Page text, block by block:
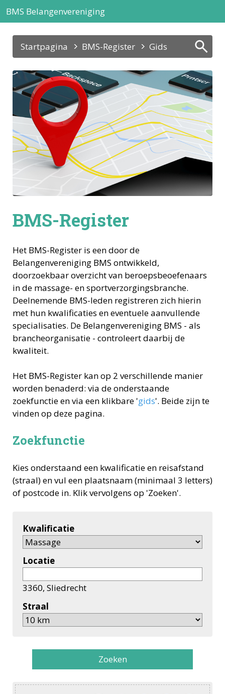
BMS Belangenvereniging
Startpagina BMS-Register Gids
BMS-Register
Het BMS-Register is een door de
Belangenvereniging BMS ontwikkeld,
doorzoekbaar overzicht van beroepsbeoefenaars
in de massage- en sportverzorgingsbranche.
Deelnemende BMS-leden registreren zich hierin
met hun kwalificaties en eventuele aanvullende
specialisaties. De Belangenvereniging BMS - als
brancheorganisatie - controleert daarbij de
kwaliteit.
Het BMS-Register kan op 2 verschillende manier
worden benaderd: via de onderstaande
zoekfunctie en via een klikbare 'gids'. Beide zijn te
vinden op deze pagina.
Zoekfunctie
Kies onderstaand een kwalificatie en reisafstand
(straal) en vul een plaatsnaam (minimaal 3 letters)
of postcode in. Klik vervolgens op 'Zoeken'.
Kwalificatie
Locatie
3360, Sliedrecht
Straal
Zoeken